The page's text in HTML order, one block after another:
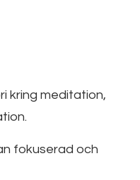
kring meditation,
fokuserad och